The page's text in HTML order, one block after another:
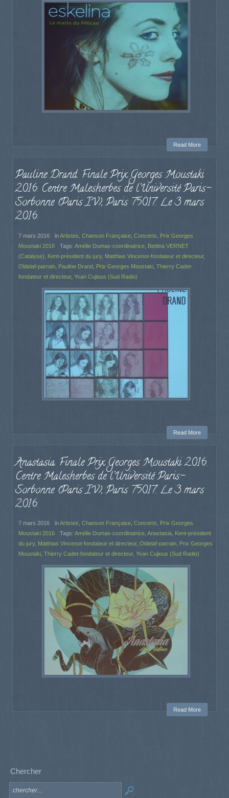
Read More
Pauline Drand. Finale Prix Georges Moustaki
2016. Centre Malesherbes de l’Université Paris-
Sorbonne (Paris IV), Paris 75017. Le 3 mars
2016.
7 mars 2016 inArtistes Chanson Française Concerts
Prix Georges
Moustaki 2016
Tags: Amélie Dumas-coordinatrice Bettina VERNET
(Catalyse)
Kent-président du jury, Matthias Vincenot-fondateur et directeur,
Oldelaf-parrain Pauline Drand Prix Georges Moustaki Thierry Cadet-
fondateur et directeur, Yvan Cujious (Sud Radio)
Read More
Anastasia. Finale Prix Georges Moustaki 2016.
Centre Malesherbes de l’Université Paris-
Sorbonne (Paris IV), Paris 75017. Le 3 mars
2016.
7 mars 2016 inArtistes Chanson Française Concerts
Prix Georges
Moustaki 2016
Tags: Amélie Dumas-coordinatrice Anastasia Kent-président
du jury, Matthias Vincenot-fondateur et directeur, Oldelaf-parrain Prix Georges
Moustaki Thierry Cadet-fondateur et directeur, Yvan Cujious (Sud Radio)
Read More
Chercher